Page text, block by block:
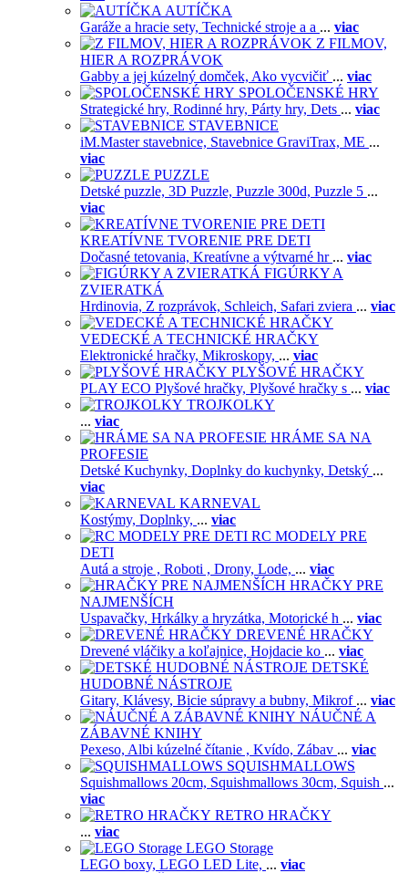
AUTÍČKA
Garáže a hracie sety, Technické stroje a a ... viac
Z FILMOV,
HIER A ROZPRÁVOK
Gabby a jej kúzelný domček, Ako vycvičiť ... viac
SPOLOČENSKÉ HRY
Strategické hry, Rodinné hry, Párty hry, Dets ... viac
STAVEBNICE
iM.Master stavebnice, Stavebnice GraviTrax, ME ...
viac
PUZZLE
Detské puzzle, 3D Puzzle, Puzzle 300d, Puzzle 5 ...
viac
KREATÍVNE TVORENIE PRE DETI
Dočasné tetovania, Kreatívne a výtvarné hr ... viac
FIGÚRKY A
ZVIERATKÁ
Hrdinovia, Z rozprávok, Schleich, Safari zviera ... viac
VEDECKÉ A TECHNICKÉ HRAČKY
Elektronické hračky, Mikroskopy, ... viac
PLYŠOVÉ HRAČKY
PLAY ECO Plyšové hračky, Plyšové hračky s ... viac
TROJKOLKY
... viac
HRÁME SA NA
PROFESIE
Detské Kuchynky, Doplnky do kuchynky, Detský ...
viac
KARNEVAL
Kostýmy, Doplnky, ... viac
RC MODELY PRE
DETI
Autá a stroje , Roboti , Drony, Lode, ... viac
HRAČKY PRE
NAJMENŠÍCH
Uspavačky, Hrkálky a hryzátka, Motorické h ... viac
DREVENÉ HRAČKY
Drevené vláčiky a koľajnice, Hojdacie ko ... viac
DETSKÉ
HUDOBNÉ NÁSTROJE
Gitary, Klávesy, Bicie súpravy a bubny, Mikrof ... viac
NÁUČNÉ A
ZÁBAVNÉ KNIHY
Pexeso, Albi kúzelné čítanie , Kvído, Zábav ... viac
SQUISHMALLOWS
Squishmallows 20cm, Squishmallows 30cm, Squish ...
viac
RETRO HRAČKY
... viac
LEGO Storage
LEGO boxy, LEGO LED Lite, ... viac